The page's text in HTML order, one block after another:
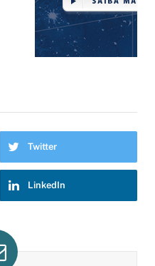
Twitter
LinkedIn